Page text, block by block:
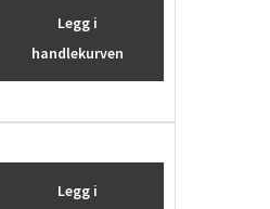
Legg i
handlekurven
Legg i